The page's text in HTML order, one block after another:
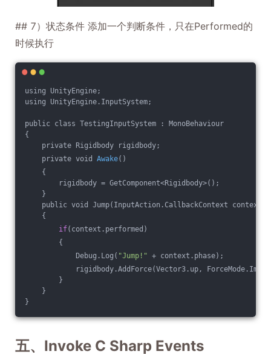
## 7）状态条件 添加一个判断条件，只在Performed的
时候执行
using UnityEngine;
using UnityEngine.InputSystem;
public class TestingInputSystem : MonoBehaviour
{
private Rigidbody rigidbody;
private void Awake()
{
rigidbody = GetComponent<Rigidbody>();
}
public void Jump(InputAction.CallbackContext context)
{
if(context.performed)
{
Debug.Log( "Jump!" + context.phase);
rigidbody.AddForce(Vector3.up,
}
}
}
五、Invoke C Sharp Events